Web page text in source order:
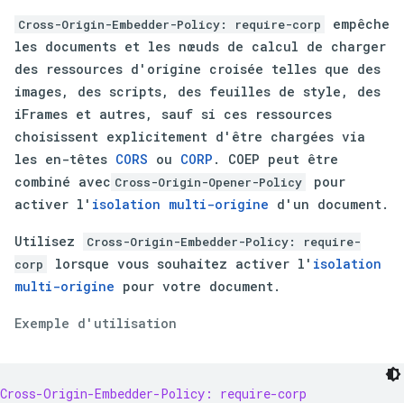
Cross-Origin-Embedder-Policy: require-corp
empêche
les documents et les nœuds de calcul de charger
des ressources d'origine croisée telles que des
images, des scripts, des feuilles de style, des
iFrames et autres, sauf si ces ressources
choisissent explicitement d'être chargées via
les en-têtes CORS ou CORP . COEP peut être
combiné avec Cross-Origin-Opener-Policy
pour
activer l' isolation multi-origine d'un document.
Utilisez
Cross-Origin-Embedder-Policy: require-
corp
lorsque vous souhaitez activer l' isolation
multi-origine pour votre document.
Exemple d'utilisation
Cross-Origin-Embedder-Policy: require-corp